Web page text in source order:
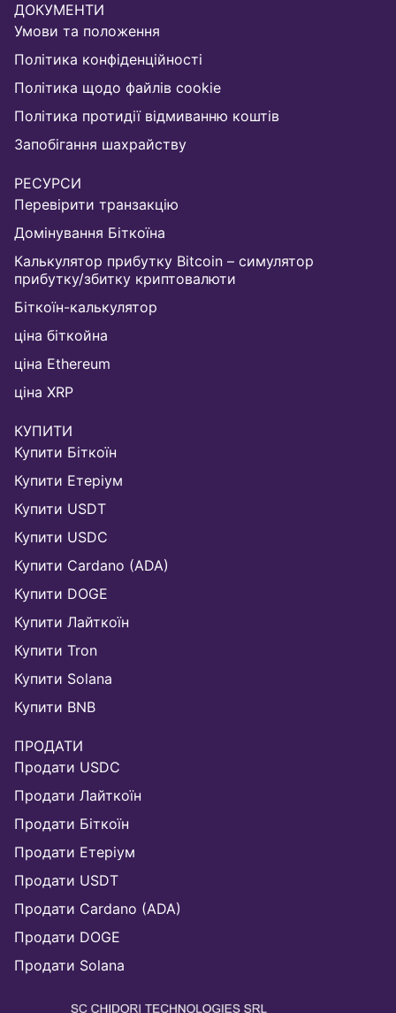
ДОКУМЕНТИ
Умови та положення
Політика конфіденційності
Політика щодо файлів cookie
Політика протидії відмиванню коштів
Запобігання шахрайству
РЕСУРСИ
Перевірити транзакцію
Домінування Біткоїна
Калькулятор прибутку Bitcoin – симулятор
прибутку/збитку криптовалюти
Біткоїн-калькулятор
ціна біткойна
ціна Ethereum
ціна XRP
КУПИТИ
Купити Біткоїн
Купити Етеріум
Купити USDT
Купити USDC
Купити Cardano (ADA)
Купити DOGE
Купити Лайткоїн
Купити Tron
Купити Solana
Купити BNB
ПРОДАТИ
Продати USDC
Продати Лайткоїн
Продати Біткоїн
Продати Етеріум
Продати USDT
Продати Cardano (ADA)
Продати DOGE
Продати Solana